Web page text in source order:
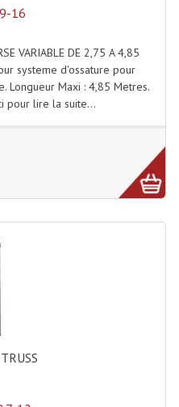
Et Mp3 (rack 19")
Et Logiciel
Numérique
Et Studio
16
VARIABLE DE 2,75 A 4,85
systeme d'ossature pour
Longueur Maxi : 4,85 Metres.
pour lire la suite...